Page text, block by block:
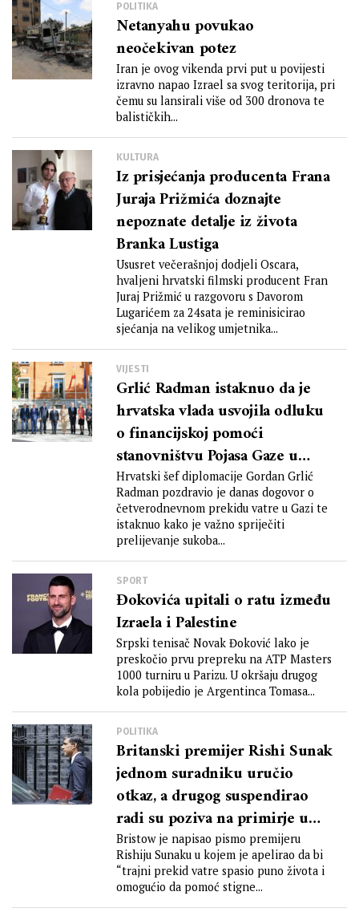
POLITIKA
Netanyahu povukao
neočekivan potez
Iran je ovog vikenda prvi put u povijesti
izravno napao Izrael sa svog teritorija, pri
čemu su lansirali više od 300 dronova te
balističkih...
KULTURA
Iz prisjećanja producenta Frana
Juraja Prižmića doznajte
nepoznate detalje iz života
Branka Lustiga
Ususret večerašnjoj dodjeli Oscara,
hvaljeni hrvatski filmski producent Fran
Juraj Prižmić u razgovoru s Davorom
Lugarićem za 24sata je reminisicirao
sjećanja na velikog umjetnika...
VIJESTI
Grlić Radman istaknuo da je
hrvatska vlada usvojila odluku
o financijskoj pomoći
stanovništvu Pojasa Gaze u
iznosu od 1.25 milijuna eura
Hrvatski šef diplomacije Gordan Grlić
Radman pozdravio je danas dogovor o
četverodnevnom prekidu vatre u Gazi te
istaknuo kako je važno spriječiti
prelijevanje sukoba...
SPORT
Đokovića upitali o ratu između
Izraela i Palestine
Srpski tenisač Novak Đoković lako je
preskočio prvu prepreku na ATP Masters
1000 turniru u Parizu. U okršaju drugog
kola pobijedio je Argentinca Tomasa...
POLITIKA
Britanski premijer Rishi Sunak
jednom suradniku uručio
otkaz, a drugog suspendirao
radi su poziva na primirje u
Gazi
Bristow je napisao pismo premijeru
Rishiju Sunaku u kojem je apelirao da bi
“trajni prekid vatre spasio puno života i
omogućio da pomoć stigne...